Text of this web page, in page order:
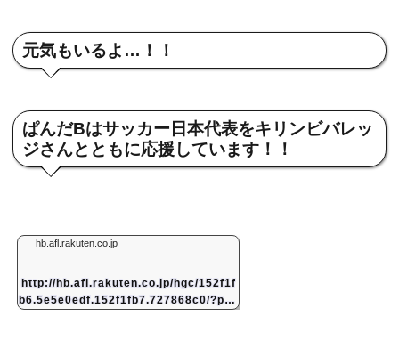
元気もいるよ…！！
ぱんだBはサッカー日本代表をキリンビバレッ
ジさんとともに応援しています！！
hb.afl.rakuten.co.jp
http://hb.afl.rakuten.co.jp/hgc/152f1f
b6.5e5e0edf.152f1fb7.727868c0/?pc=